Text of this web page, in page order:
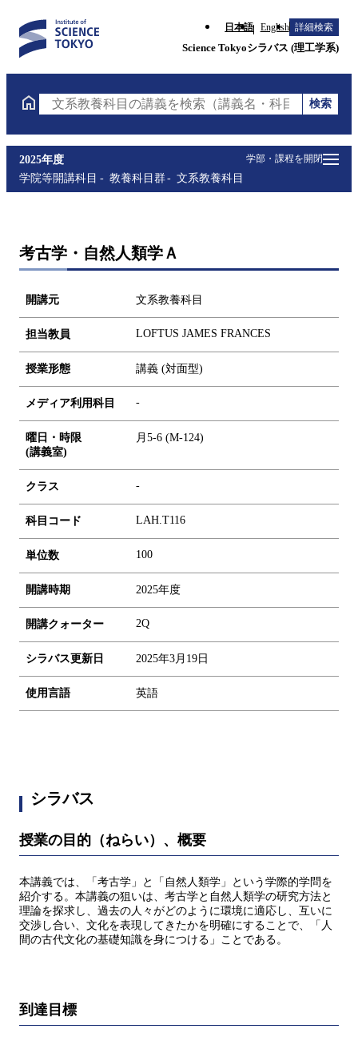
日本語 English 詳細検索
Science Tokyoシラバス (理工学系)
文系教養科目の講義を検索（講義名・科目コード・担
検索
学部・課程を開閉
2025年度
学院等開講科目
教養科目群 文系教養科目
考古学・自然人類学Ａ
開講元 文系教養科目
担当教員 LOFTUS JAMES FRANCES
授業形態 講義 (対面型)
メディア利用科目 -
曜日・時限
(講義室)
月5-6 (M-124)
クラス -
科目コード LAH.T116
単位数 100
開講時期 2025年度
開講クォーター 2Q
シラバス更新日 2025年3月19日
使用言語 英語
シラバス
授業の目的（ねらい）、概要
本講義では、「考古学」と「自然人類学」という学際的学問を
紹介する。本講義の狙いは、考古学と自然人類学の研究方法と
理論を探求し、過去の人々がどのように環境に適応し、互いに
交渉し合い、文化を表現してきたかを明確にすることで、「人
間の古代文化の基礎知識を身につける」ことである。
到達目標